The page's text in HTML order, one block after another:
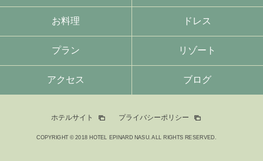
お料理 ドレス
プラン リゾート
アクセス ブログ
ホテルサイト プライバシーポリシー
COPYRIGHT © 2018 HOTEL EPINARD NASU. ALL RIGHTS RESERVED.